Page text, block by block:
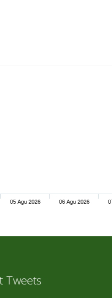
05 Agu 2026 06 Agu 2026
Tweets